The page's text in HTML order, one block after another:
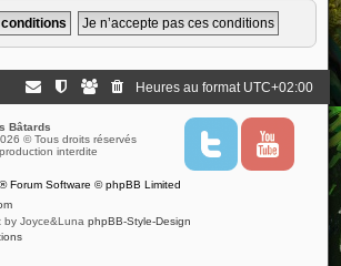
Heures au format UTC+02:00
Bâtards
© Tous droits réservés
interdite
T
i
Y
u
® Forum Software © phpBB Limited
by Joyce&Luna phpBB-Style-Design